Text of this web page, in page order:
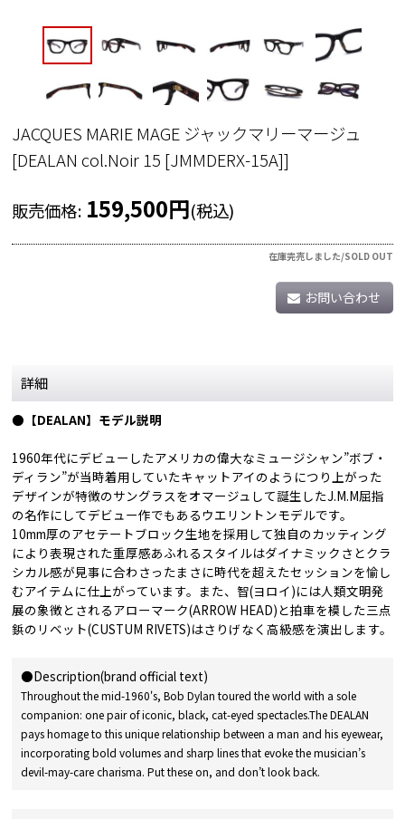
JACQUES MARIE MAGE ジャックマリーマージュ
[DEALAN col.Noir 15 [JMMDERX-15A]]
販売価格: 159,500円(税込)
在庫完売しました/SOLD OUT
お問い合わせ
詳細
●【DEALAN】モデル説明
1960年代にデビューしたアメリカの偉大なミュージシャン”ボブ・
ディラン”が当時着用していたキャットアイのようにつり上がった
デザインが特徴のサングラスをオマージュして誕生したJ.M.M屈指
の名作にしてデビュー作でもあるウエリントンモデルです。
10mm厚のアセテートブロック生地を採用して独自のカッティング
により表現された重厚感あふれるスタイルはダイナミックさとクラ
シカル感が見事に合わさったまさに時代を超えたセッションを愉し
むアイテムに仕上がっています。また、智(ヨロイ)には人類文明発
展の象徴とされるアローマーク(ARROW HEAD)と拍車を模した三点
鋲のリベット(CUSTUM RIVETS)はさりげなく高級感を演出します。
●Description(brand official text)
Throughout the mid-1960's, Bob Dylan toured the world with a sole
companion: one pair of iconic, black, cat-eyed spectacles.The DEALAN
pays homage to this unique relationship between a man and his eyewear,
incorporating bold volumes and sharp lines that evoke the musician’s
devil-may-care charisma. Put these on, and don’t look back.